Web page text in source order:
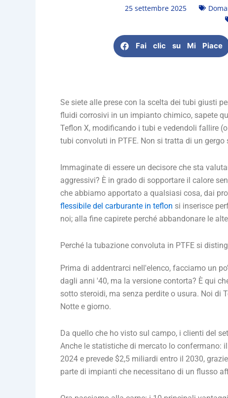
25 settembre 2025
Fai clic su Mi Piace
Se siete alle prese con la scelta dei tubi giusti
fluidi corrosivi in un impianto chimico, sapete
Teflon X, modificando i tubi e vedendoli fallire
tubi convoluti in PTFE. Non si tratta di un
Immaginate di essere un decisore che sta
aggressivi? È in grado di sopportare il calore
che abbiamo apportato a qualsiasi cosa, dai
flessibile del carburante in teflon si inserisce
noi; alla fine capirete perché abbandonare le
Perché la tubazione convoluta in PTFE si
Prima di addentrarci nell'elenco, facciamo un
dagli anni '40, ma la versione contorta? È qui
sotto steroidi, ma senza perdite o usura. Noi
Notte e giorno.
Da quello che ho visto sul campo, i clienti del
Anche le statistiche di mercato lo confermano:
2024 e prevede $2,5 miliardi entro il 2030,
parte di impianti che necessitano di un flusso